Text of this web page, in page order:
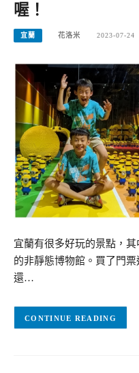
喔！
宜蘭 花洛米 2023-07-24
宜蘭有很多好玩的景點，
的非靜態博物館。買了門
還…
CONTINUE READING